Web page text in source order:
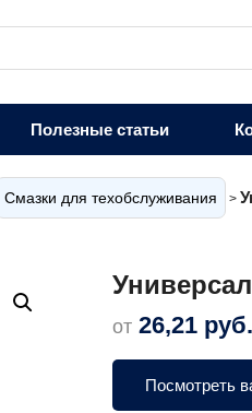
Полезные статьи
Смазки для техобслуживания >
от 26,21 руб.
Посмотреть